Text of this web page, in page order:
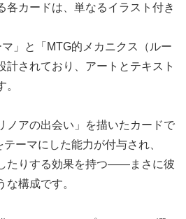
各カードは、単なるイラスト付き
」と「MTG的メカニクス（ルー
計されており、アートとテキスト
ノアの出会い」を描いたカードで
テーマにした能力が付与され、
たりする効果を持つ――まさに彼
な構成です。